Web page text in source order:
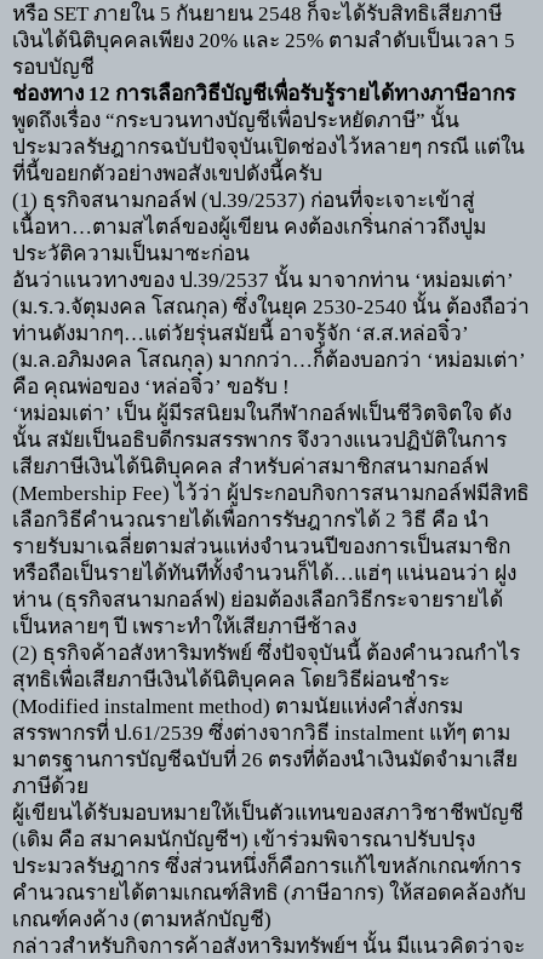
หรือ SET ภายใน 5 กันยายน 2548 ก็จะได้รับสิทธิเสียภาษี
เงินได้นิติบุคคลเพียง 20% และ 25% ตามลำดับเป็นเวลา 5
รอบบัญชี
ช่องทาง 12 การเลือกวิธีบัญชีเพื่อรับรู้รายได้ทางภาษีอากร
พูดถึงเรื่อง “กระบวนทางบัญชีเพื่อประหยัดภาษี” นั้น
ประมวลรัษฎากรฉบับปัจจุบันเปิดช่องไว้หลายๆ กรณี แต่ใน
ที่นี้ขอยกตัวอย่างพอสังเขปดังนี้ครับ
(1) ธุรกิจสนามกอล์ฟ (ป.39/2537) ก่อนที่จะเจาะเข้าสู่
เนื้อหา …ตามสไตล์ของผู้เขียน คงต้องเกริ่นกล่าวถึงปูม
ประวัติความเป็นมาซะก่อน
อันว่าแนวทางของ ป.39/2537 นั้น มาจากท่าน ‘หม่อมเต่า’
(ม.ร.ว.จัตุมงคล โสณกุล) ซึ่งในยุค 2530-2540 นั้น ต้องถือว่า
ท่านดังมากๆ…แต่วัยรุ่นสมัยนี้ อาจรู้จัก ‘ส.ส.หล่อจิ๋ว’
(ม.ล.อภิมงคล โสณกุล) มากกว่า …ก็ต้องบอกว่า ‘หม่อมเต่า’
คือ คุณพ่อของ ‘หล่อจิ๋ว’ ขอรับ !
‘หม่อมเต่า’ เป็น ผู้มีรสนิยมในกีฬากอล์ฟเป็นชีวิตจิตใจ ดัง
นั้น สมัยเป็นอธิบดีกรมสรรพากร จึงวางแนวปฏิบัติในการ
เสียภาษีเงินได้นิติบุคคล สำหรับค่าสมาชิกสนามกอล์ฟ
(Membership Fee)ไว้ว่า ผู้ประกอบกิจการสนามกอล์ฟมีสิทธิ
เลือกวิธีคำนวณรายได้เพื่อการรัษฎากรได้ 2 วิธี คือ นำ
รายรับมาเฉลี่ยตามส่วนแห่งจำนวนปีของการเป็นสมาชิก
หรือถือเป็นรายได้ทันทีทั้งจำนวนก็ได้…แฮ่ๆ แน่นอนว่า ฝูง
ห่าน (ธุรกิจสนามกอล์ฟ) ย่อมต้องเลือกวิธีกระจายรายได้
เป็นหลายๆ ปี เพราะทำให้เสียภาษีช้าลง
(2) ธุรกิจค้าอสังหาริมทรัพย์ ซึ่งปัจจุบันนี้ ต้องคำนวณกำไร
สุทธิเพื่อเสียภาษีเงินได้นิติบุคคล โดยวิธีผ่อนชำระ
(Modified instalment method) ตามนัยแห่งคำสั่งกรม
สรรพากรที่ ป.61/2539 ซึ่งต่างจากวิธี instalment แท้ๆ ตาม
มาตรฐานการบัญชีฉบับที่ 26 ตรงที่ต้องนำเงินมัดจำมาเสีย
ภาษีด้วย
ผู้เขียนได้รับมอบหมายให้เป็นตัวแทนของสภาวิชาชีพบัญชี
(เดิม คือ สมาคมนักบัญชีฯ) เข้าร่วมพิจารณาปรับปรุง
ประมวลรัษฎากร ซึ่งส่วนหนึ่งก็คือการแก้ไขหลักเกณฑ์การ
คำนวณรายได้ตามเกณฑ์สิทธิ (ภาษีอากร) ให้สอดคล้องกับ
เกณฑ์คงค้าง (ตามหลักบัญชี)
กล่าวสำหรับกิจการค้าอสังหาริมทรัพย์ฯ นั้น มีแนวคิดว่าจะ